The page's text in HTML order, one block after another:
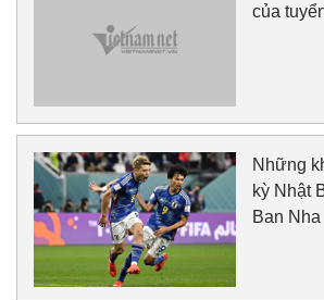
của
Những
kỳ Nhật
Ban Nha